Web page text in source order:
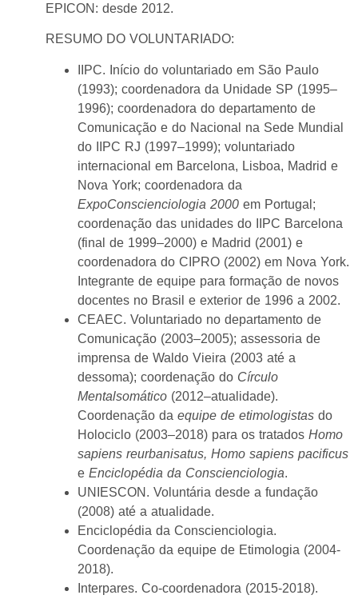
EPICON: desde 2012.
RESUMO DO VOLUNTARIADO:
IIPC. Início do voluntariado em São Paulo
(1993); coordenadora da Unidade SP (1995–
1996); coordenadora do departamento de
Comunicação e do Nacional na Sede Mundial
do IIPC RJ (1997–1999); voluntariado
internacional em Barcelona, Lisboa, Madrid e
Nova York; coordenadora da
ExpoConscienciologia 2000 em Portugal;
coordenação das unidades do IIPC Barcelona
(final de 1999–2000) e Madrid (2001) e
coordenadora do CIPRO (2002) em Nova York.
Integrante de equipe para formação de novos
docentes no Brasil e exterior de 1996 a 2002.
CEAEC. Voluntariado no departamento de
Comunicação (2003–2005); assessoria de
imprensa de Waldo Vieira (2003 até a
dessoma); coordenação do Círculo
Mentalsomático (2012–atualidade).
Coordenação da equipe de etimologistas do
Holociclo (2003–2018) para os tratados Homo
sapiens reurbanisatus, Homo sapiens pacificus
e Enciclopédia da Conscienciologia.
UNIESCON. Voluntária desde a fundação
(2008) até a atualidade.
Enciclopédia da Conscienciologia.
Coordenação da equipe de Etimologia (2004-
2018).
Interpares. Co-coordenadora (2015-2018).